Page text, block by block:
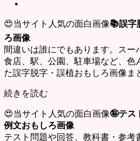
😍当サイト人気の面白画像📚誤字
ろ画像
間違いは誰にでもあります。スー
食店、駅、公園、駐車場など、色
た誤字脱字・誤植おもしろ画像ま
続きを読む
😍当サイト人気の面白画像🤪テス
例文おもしろ画像
テスト問題や回答、教科書・参考